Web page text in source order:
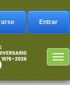
Entrar